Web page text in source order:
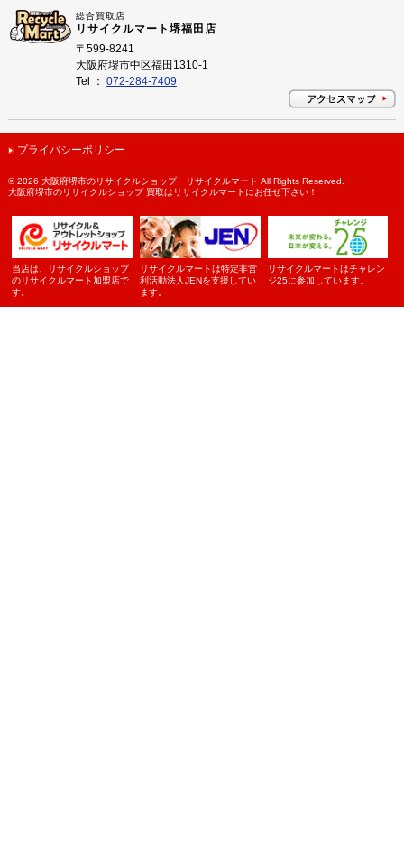
総合買取店
リサイクルマート堺福田店
〒599-8241
大阪府堺市中区福田1310-1
Tel ： 072-284-7409
プライバシーポリシー
©2026 大阪府堺市のリサイクルショップ リサイクルマート All Rights Reserved.
大阪府堺市のリサイクルショップ 買取はリサイクルマートにお任せ下さい！
当店は、リサイクルショップ
のリサイクルマート加盟店で
す。
リサイクルマートは特定非営
利活動法人JENを支援してい
ます。
リサイクルマートはチャレン
ジ25に参加しています。